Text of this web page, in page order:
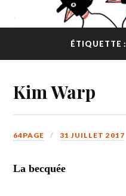
ÉTIQUETTE :
Kim Warp
64PAGE 31 JUILLET 2017
La becquée